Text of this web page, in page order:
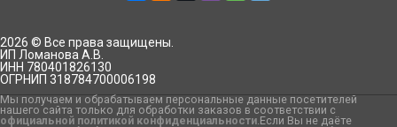
2026 © Все права защищены.
ИП Ломанова А.В.
ИНН 780401826130
ОГРНИП 318784700006198
Мы получаем и обрабатываем персональные данные посетителей
нашего сайта только для обработки заказов в соответствии с
официальной политикой конфиденциальности.Если Вы не даёте